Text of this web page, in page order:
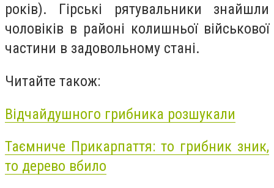
років). Гірські рятувальники знайшли
чоловіків в районі колишньої військової
частини в задовольному стані.
Читайте також:
Відчайдушного грибника розшукали
Таємниче Прикарпаття: то грибник зник,
то дерево вбило